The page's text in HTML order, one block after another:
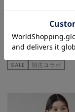
Tシャツ/カットソー
¥10,780 50% OFF
¥5,390
SALE 別注コラボ